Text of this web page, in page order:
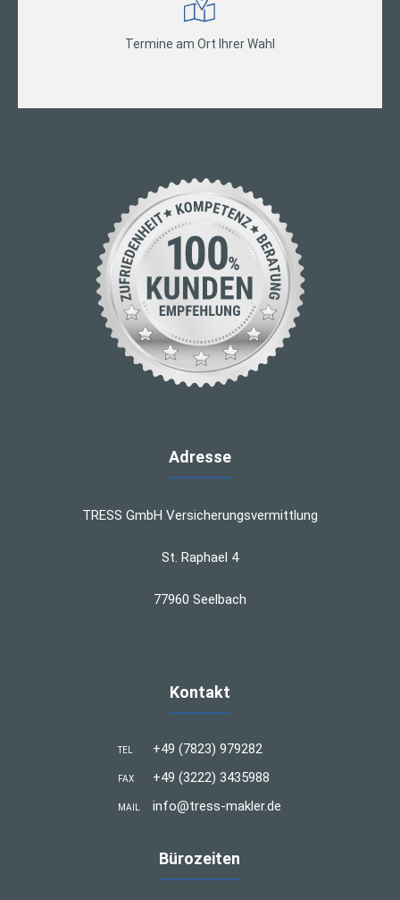
Termine am Ort Ihrer Wahl
Adresse
TRESS GmbH Versicherungsvermittlung
St. Raphael 4
77960 Seelbach
Kontakt
TEL +49 (7823) 979282
FAX +49 (3222) 3435988
MAIL info@tress-makler.de
Bürozeiten